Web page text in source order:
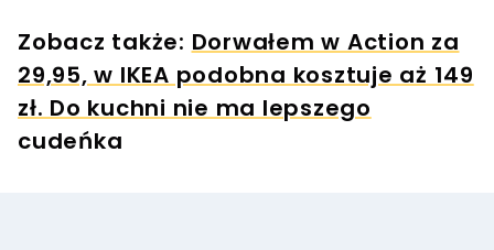
Zobacz także: Dorwałem w Action za
29,95, w IKEA podobna kosztuje aż 149
zł. Do kuchni nie ma lepszego
cudeńka